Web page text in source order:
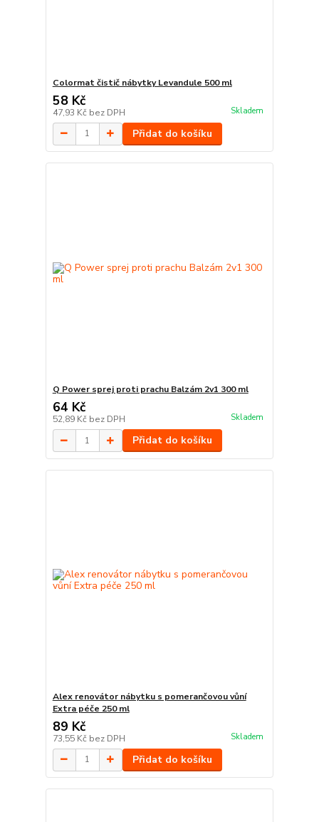
Colormat čistič nábytky Levandule 500 ml
58 Kč
47,93 Kč bez DPH Skladem
Přidat do košíku
Q Power sprej proti prachu Balzám 2v1 300 ml
64 Kč
52,89 Kč bez DPH Skladem
Přidat do košíku
Alex renovátor nábytku s pomerančovou vůní
Extra péče 250 ml
89 Kč
73,55 Kč bez DPH Skladem
Přidat do košíku